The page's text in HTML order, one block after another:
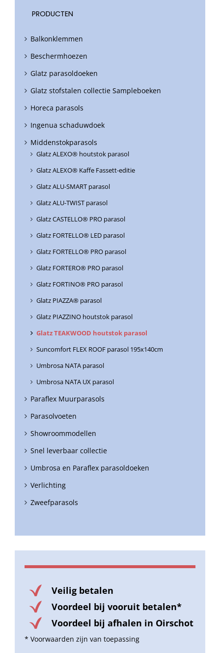
PRODUCTEN
Balkonklemmen
Beschermhoezen
Glatz parasoldoeken
Glatz stofstalen collectie Sampleboeken
Horeca parasols
Ingenua schaduwdoek
Middenstokparasols
Glatz ALEXO® houtstok parasol
Glatz ALEXO® Kaffe Fassett-editie
Glatz ALU-SMART parasol
Glatz ALU-TWIST parasol
Glatz CASTELLO® PRO parasol
Glatz FORTELLO® LED parasol
Glatz FORTELLO® PRO parasol
Glatz FORTERO® PRO parasol
Glatz FORTINO® PRO parasol
Glatz PIAZZA® parasol
Glatz PIAZZINO houtstok parasol
Glatz TEAKWOOD houtstok parasol
Suncomfort FLEX ROOF parasol 195x140cm
Umbrosa NATA parasol
Umbrosa NATA UX parasol
Paraflex Muurparasols
Parasolvoeten
Showroommodellen
Snel leverbaar collectie
Umbrosa en Paraflex parasoldoeken
Verlichting
Zweefparasols
Veilig betalen
Voordeel bij vooruit betalen*
Voordeel bij afhalen in Oirschot
* Voorwaarden zijn van toepassing